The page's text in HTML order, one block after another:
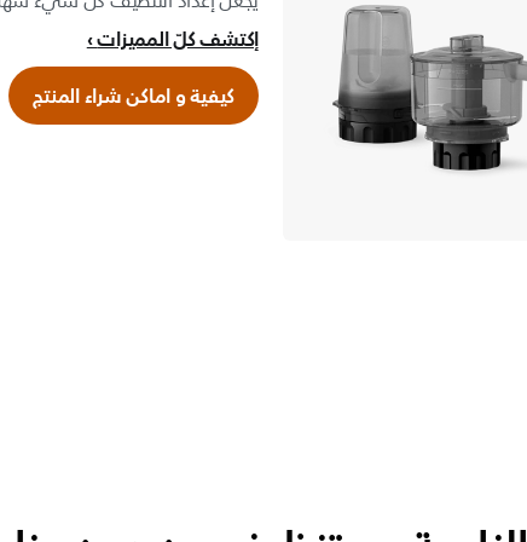
إكتشف كلّ المميزات
كيفية و اماكن شراء المنتج